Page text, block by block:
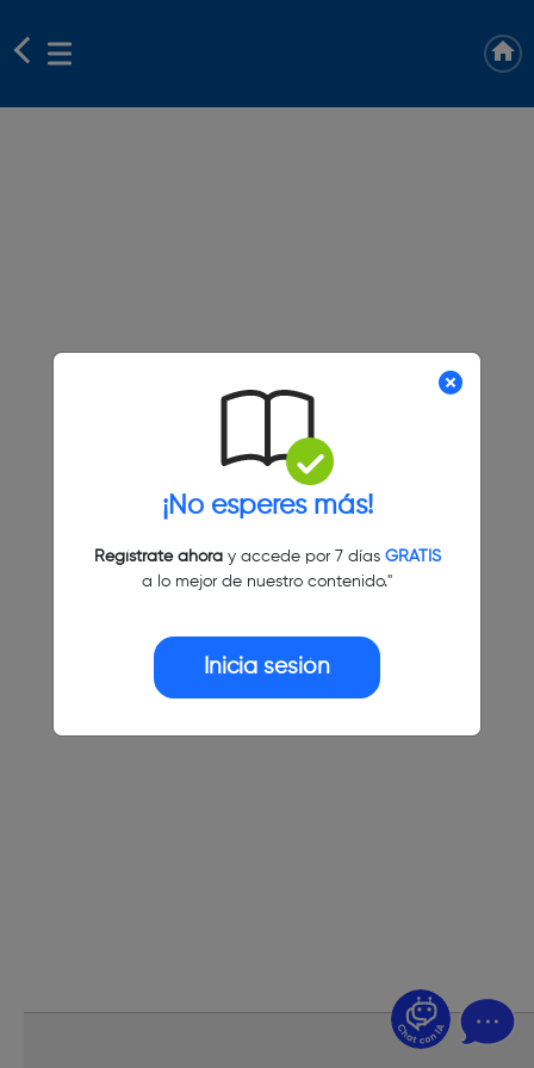
¡No esperes más!
Regístrate ahoray accede por 7 días GRATIS
a lo mejor de nuestro contenido."
Inicia sesión